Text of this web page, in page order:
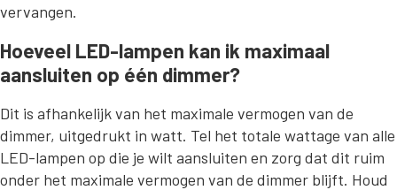
vervangen.
Hoeveel LED-lampen kan ik maximaal
aansluiten op één dimmer?
Dit is afhankelijk van het maximale vermogen van de
dimmer, uitgedrukt in watt. Tel het totale wattage van alle
LED-lampen op die je wilt aansluiten en zorg dat dit ruim
onder het maximale vermogen van de dimmer blijft. Houd